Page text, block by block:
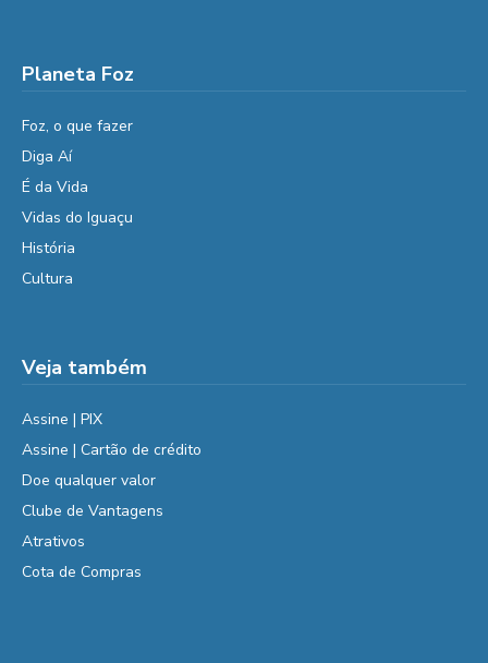
Planeta Foz
Foz, o que fazer
Diga Aí
É da Vida
Vidas do Iguaçu
História
Cultura
Veja também
Assine | PIX
Assine | Cartão de crédito
Doe qualquer valor
Clube de Vantagens
Atrativos
Cota de Compras